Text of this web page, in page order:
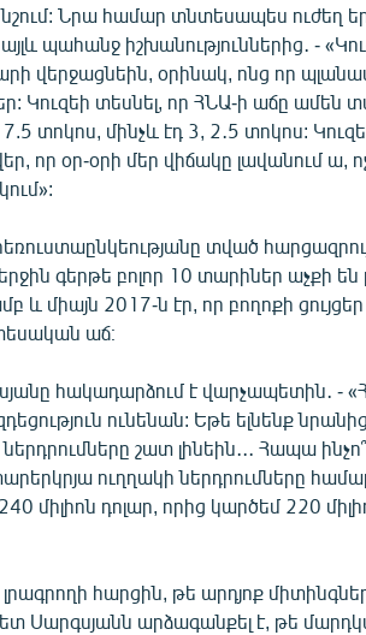
նշում: Նրա համար տնտեսապես ուժեղ
այլև պահանջ իշխանություններից․ -
վերջացնեին, օրինակ, ոնց որ
Կուզեի տեսնել, որ ՀՆԱ-ի աճը ամեն
տոկոս, մինչև էդ 3, 2․5 տոկոս:
որ օր-օրի մեր վիճակը լավանում ա,
տված
գերթե բոլոր 10 տարիներ աչքի
և միայն 2017-ն էր, որ բողոքի
աճ։
հակադարձում է վարչապետին․ -
ունենան: Եթե ելնենք
շատ լինեին․․․ Հապա
ուղղակի ներդրումները
միլիոն դոլար, որից կարծեմ 220
հարցին, թե արդյոք
Սարգսյանն արձագանքել է, թե